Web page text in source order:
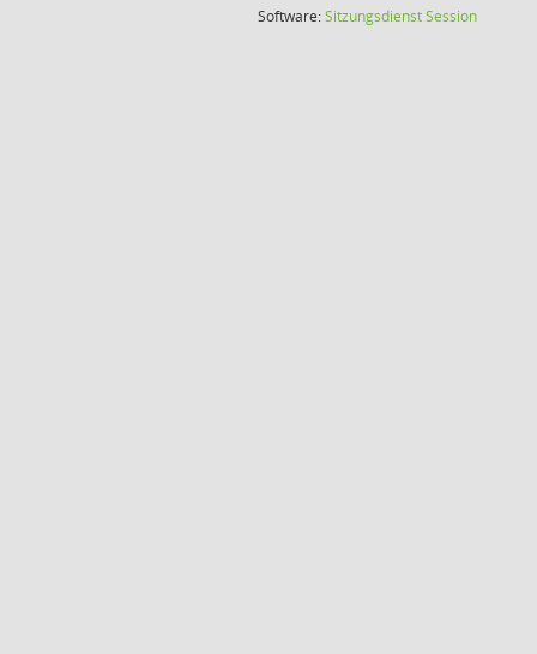
Software:SitzungsdienstSession(Wird in